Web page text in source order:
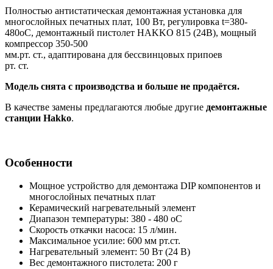
Полностью антистатическая демонтажная установка для
многослойных печатных плат, 100 Вт, регулировка t=380-
480оС, демонтажный пистолет HAKKO 815 (24В), мощный
компрессор 350-500
мм.рт. ст., адаптирована для бессвинцовых припоев
рт. ст.
Модель снята с производства и больше не продаётся.
В качестве замены предлагаются любые другие демонтажные
станции Hakko.
Особенности
Мощное устройство для демонтажа DIP компонентов и
многослойных печатных плат
Керамический нагревательный элемент
Диапазон температуры: 380 - 480 оС
Скорость откачки насоса: 15 л/мин.
Максимальное усилие: 600 мм рт.ст.
Нагревательный элемент: 50 Вт (24 В)
Вес демонтажного пистолета: 200 г